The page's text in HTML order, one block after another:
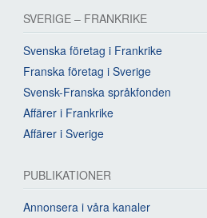
SVERIGE – FRANKRIKE
Svenska företag i Frankrike
Franska företag i Sverige
Svensk-Franska språkfonden
Affärer i Frankrike
Affärer i Sverige
PUBLIKATIONER
Annonsera i våra kanaler